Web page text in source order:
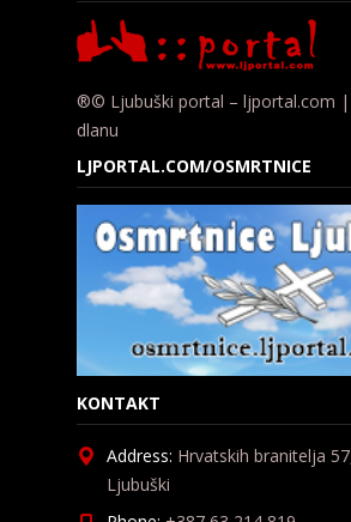
®© Ljubuški portal – ljportal.com |
dlanu
LJPORTAL.COM/OSMRTNICE
KONTAKT
Address: Hrvatskih branitelja
Ljubuški